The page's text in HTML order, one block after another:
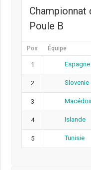
Championnat
Poule B
Pos Équipe
1 Espagne
2 Slovenie
3
4 Islande
5 Tunisie